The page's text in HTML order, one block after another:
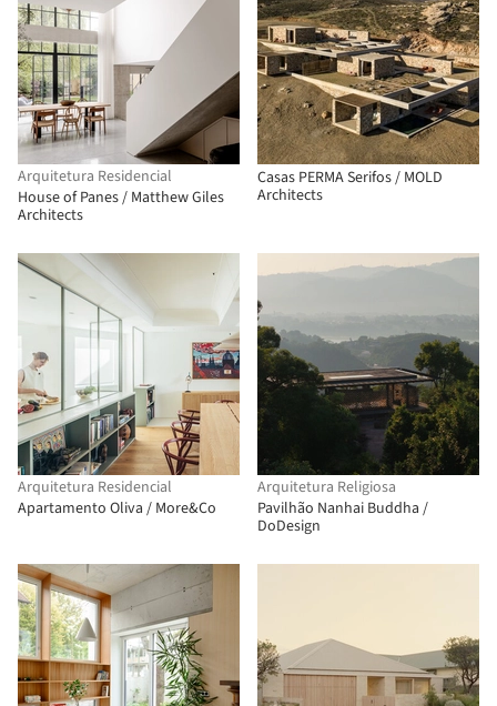
Arquitetura Residencial
House of Panes / Matthew Giles
Architects
Casas PERMA Serifos / MOLD
Architects
Arquitetura Residencial
Apartamento Oliva / More&Co
Arquitetura Religiosa
Pavilhão Nanhai Buddha /
DoDesign